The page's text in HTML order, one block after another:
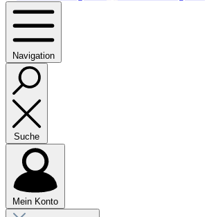
Navigation
Suche
Mein Konto